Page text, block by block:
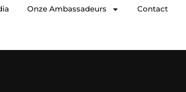
Onze Ambassadeurs Contact